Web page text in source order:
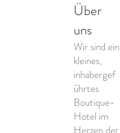
Über
uns
Wir sind ein
kleines,
inhabergef
ührtes
Boutique-
Hotel im
Herzen der